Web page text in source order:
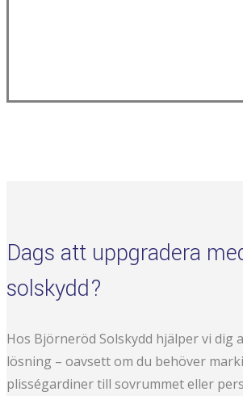
Dags att uppgradera
solskydd?
Hos Björneröd Solskydd hjälper vi dig
lösning – oavsett om du behöver
plisségardiner till sovrummet eller